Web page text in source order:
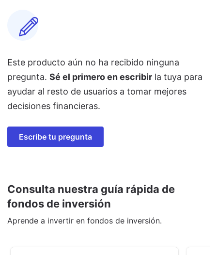
Este producto aún no ha recibido ninguna
pregunta. Sé el primero en escribir la tuya para
ayudar al resto de usuarios a tomar mejores
decisiones financieras.
Escribe tu pregunta
Consulta nuestra guía rápida de
fondos de inversión
Aprende a invertir en fondos de inversión.